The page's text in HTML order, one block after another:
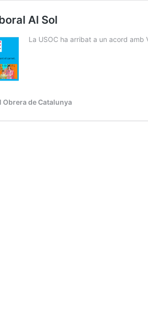
Al Sol
La USOC ha arribat a un acord
Obrera de Catalunya